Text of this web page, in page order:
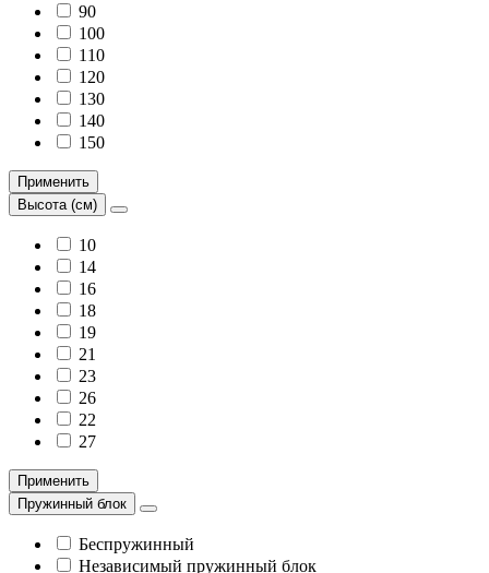
90
100
110
120
130
140
150
Применить
Высота (см)
10
14
16
18
19
21
23
26
22
27
Применить
Пружинный блок
Беспружинный
Независимый пружинный блок